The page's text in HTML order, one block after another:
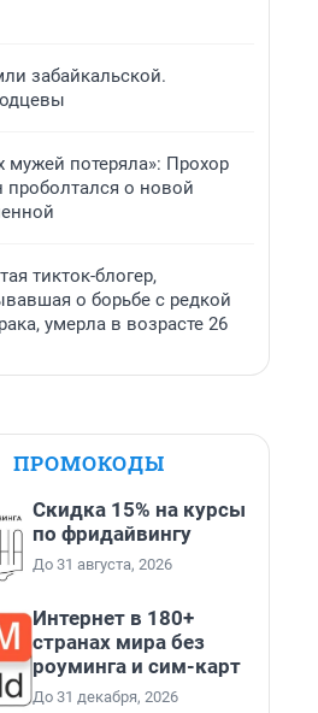
забайкальской.
мужей потеряла»: Прохор
о новой
тикток-блогер,
о борьбе с редкой
умерла в возрасте 26
ПРОМОКОДЫ
Скидка 15% на курсы
по фридайвингу
До 31 августа, 2026
Интернет в 180+
странах мира без
роуминга и сим-карт
До 31 декабря, 2026